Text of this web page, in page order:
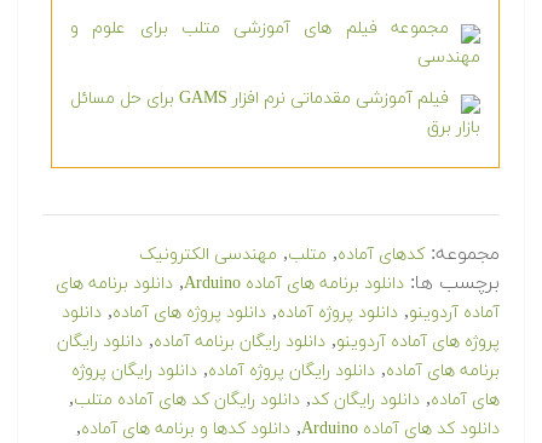
مجموعه فیلم های آموزشی متلب برای علوم و
مهندسی
فیلم آموزشی مقدماتی نرم افزار GAMS برای حل مسائل
بازار برق
مجموعه:کدهای آماده, متلب, مهندسی الکترونیک
برچسب ها: دانلود برنامه های آماده Arduino , دانلود برنامه های
آماده آردوینو, دانلود پروژه آماده, دانلود پروژه های آماده, دانلود
پروژه های آماده آردوینو, دانلود رایگان برنامه آماده, دانلود رایگان
برنامه های آماده, دانلود رایگان پروژه آماده, دانلود رایگان پروژه
های آماده, دانلود رایگان کد, دانلود رایگان کد های آماده متلب,
دانلود کد های آماده Arduino , دانلود کدها و برنامه های آماده,